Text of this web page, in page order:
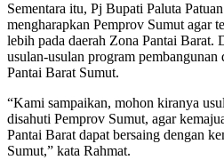
Sementara itu, Pj Bupati Paluta
mengharapkan Pemprov Sumut agar
lebih pada daerah Zona Pantai Barat.
usulan-usulan program
Pantai Barat Sumut.
“Kami sampaikan, mohon kiranya
disahuti Pemprov Sumut, agar
Pantai Barat dapat bersaing dengan
Sumut,” kata Rahmat.